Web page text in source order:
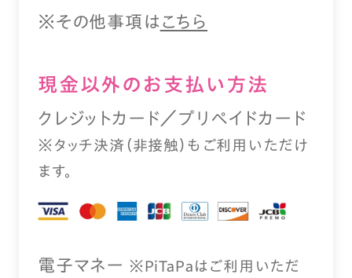
※その他事項は こちら
現⾦以外のお⽀払い⽅法
クレジットカード／プリペイドカード
※タッチ決済（⾮接触）もご利⽤いただけ
ます。
電⼦マネー ※PiTaPaはご利⽤いただ